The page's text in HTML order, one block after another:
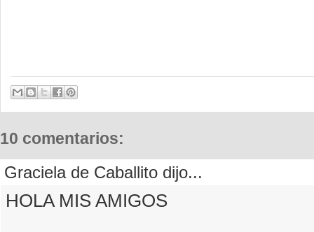
10 comentarios:
Graciela de Caballito dijo...
HOLA MIS AMIGOS